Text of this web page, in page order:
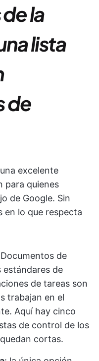
la
lista
de
excelente
para quienes
de Google. Sin
en lo que respecta
de
estándares de
de tareas son
trabajan en el
Aquí hay cinco
de control de los
cortas.